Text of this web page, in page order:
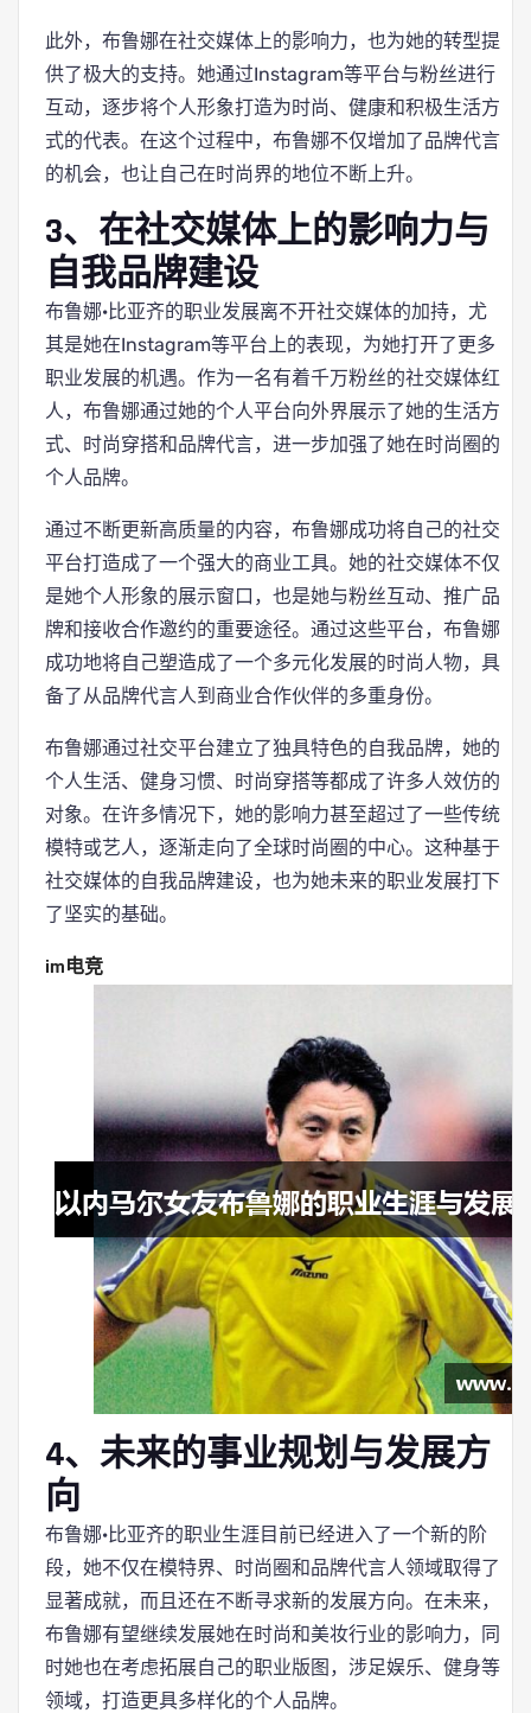
此外，布鲁娜在社交媒体上的影响力，也为她的转型提
供了极大的支持。她通过Instagram等平台与粉丝进行
互动，逐步将个人形象打造为时尚、健康和积极生活方
式的代表。在这个过程中，布鲁娜不仅增加了品牌代言
的机会，也让自己在时尚界的地位不断上升。
3、在社交媒体上的影响力与
自我品牌建设
布鲁娜·比亚齐的职业发展离不开社交媒体的加持，尤
其是她在Instagram等平台上的表现，为她打开了更多
职业发展的机遇。作为一名有着千万粉丝的社交媒体红
人，布鲁娜通过她的个人平台向外界展示了她的生活方
式、时尚穿搭和品牌代言，进一步加强了她在时尚圈的
个人品牌。
通过不断更新高质量的内容，布鲁娜成功将自己的社交
平台打造成了一个强大的商业工具。她的社交媒体不仅
是她个人形象的展示窗口，也是她与粉丝互动、推广品
牌和接收合作邀约的重要途径。通过这些平台，布鲁娜
成功地将自己塑造成了一个多元化发展的时尚人物，具
备了从品牌代言人到商业合作伙伴的多重身份。
布鲁娜通过社交平台建立了独具特色的自我品牌，她的
个人生活、健身习惯、时尚穿搭等都成了许多人效仿的
对象。在许多情况下，她的影响力甚至超过了一些传统
模特或艺人，逐渐走向了全球时尚圈的中心。这种基于
社交媒体的自我品牌建设，也为她未来的职业发展打下
了坚实的基础。
im电竞
4、未来的事业规划与发展方
向
布鲁娜·比亚齐的职业生涯目前已经进入了一个新的阶
段，她不仅在模特界、时尚圈和品牌代言人领域取得了
显著成就，而且还在不断寻求新的发展方向。在未来，
布鲁娜有望继续发展她在时尚和美妆行业的影响力，同
时她也在考虑拓展自己的职业版图，涉足娱乐、健身等
领域，打造更具多样化的个人品牌。